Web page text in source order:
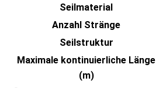
Seilmaterial
Anzahl Stränge
Seilstruktur
Maximale kontinuierliche Länge
(m)